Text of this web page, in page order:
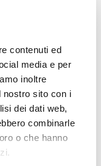
contenuti ed
media e per
inoltre
nostro sito con i
dei dati web,
combinarle
o che hanno